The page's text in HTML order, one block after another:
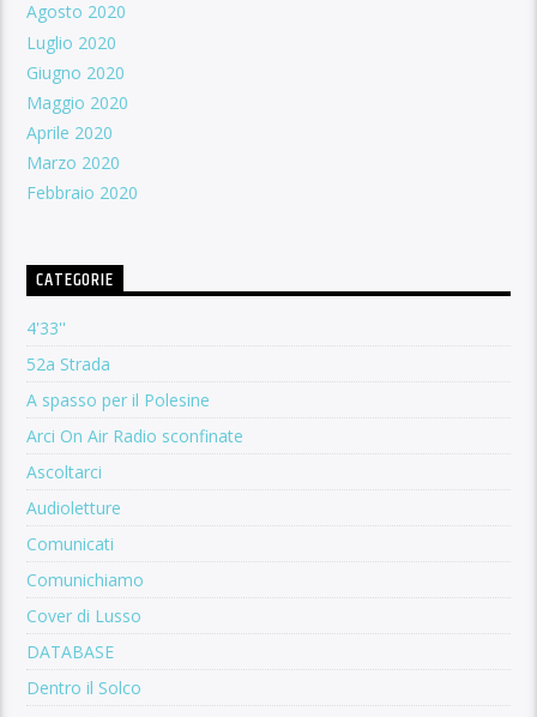
Agosto 2020
Luglio 2020
Giugno 2020
Maggio 2020
Aprile 2020
Marzo 2020
Febbraio 2020
CATEGORIE
4'33''
52a Strada
A spasso per il Polesine
Arci On Air Radio sconfinate
Ascoltarci
Audioletture
Comunicati
Comunichiamo
Cover di Lusso
DATABASE
Dentro il Solco